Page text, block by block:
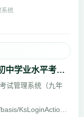
请输...
系统
茂名市初中学业水平考试管理系统http://www.mmjynet.com:9000/zk/
试管理系统（九年
KsLoginAction/